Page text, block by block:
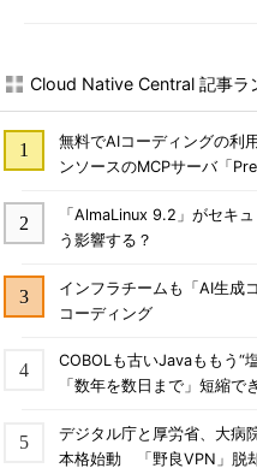
Cloud Native Central 記事ラ
無料でAIコーディングの利
ンソースのMCPサーバ「
「AlmaLinux 9.2」がセキ
う影響する？
インフラチームも「AI生成
コーディング
COBOLも古いJavaももう“
「数年を数日まで」短縮で
デジタル庁と厚労省、大病
本格始動 「野良VPN」脱